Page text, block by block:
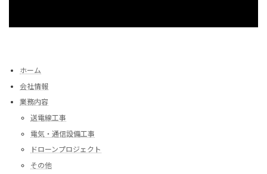
ホーム
会社情報
業務内容
送電線工事
電気・通信設備工事
ドローンプロジェクト
その他